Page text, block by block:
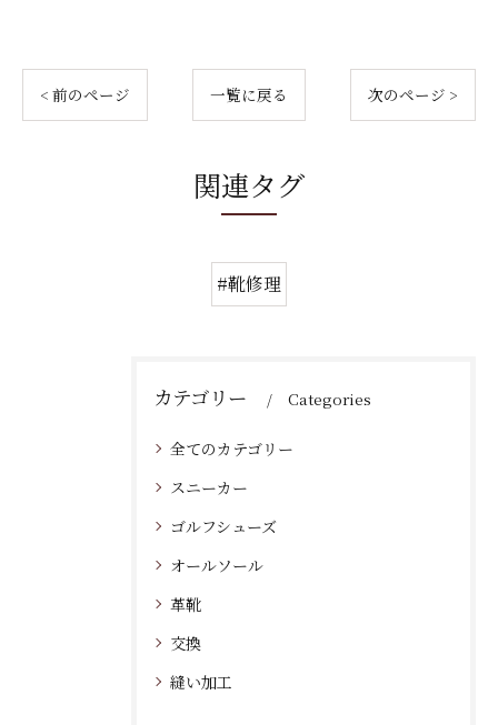
< 前のページ 一覧に戻る 次のページ >
関連タグ
#靴修理
カテゴリー Categories
全てのカテゴリー
スニーカー
ゴルフシューズ
オールソール
革靴
交換
縫い加工